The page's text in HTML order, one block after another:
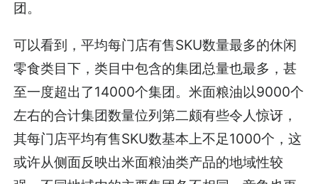
团。
可以看到，平均每门店有售SKU数量最多的休闲
零食类目下，类目中包含的集团总量也最多，甚
至一度超出了14000个集团。米面粮油以9000个
左右的合计集团数量位列第二颇有些令人惊讶，
其每门店平均有售SKU数基本上不足1000个，这
或许从侧面反映出米面粮油类产品的地域性较